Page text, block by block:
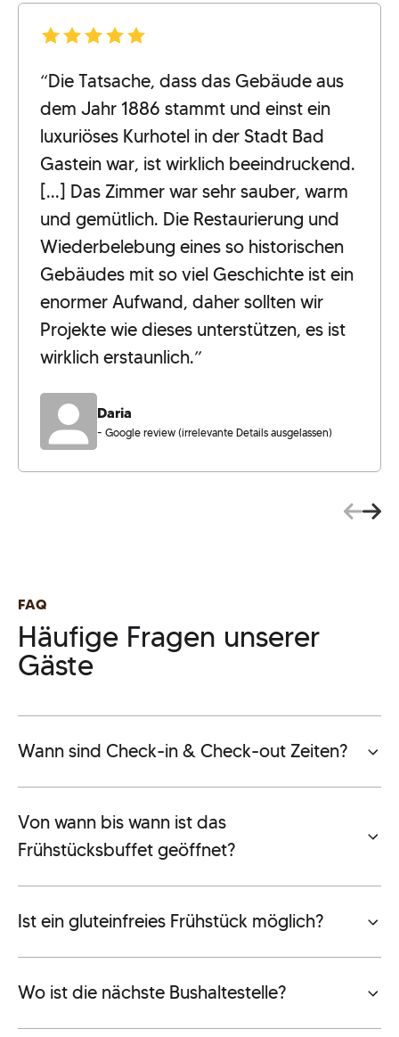
“Die Tatsache, dass das Gebäude aus
dem Jahr 1886 stammt und einst ein
luxuriöses Kurhotel in der Stadt Bad
Gastein war, ist wirklich beeindruckend.
[...] Das Zimmer war sehr sauber, warm
und gemütlich. Die Restaurierung und
Wiederbelebung eines so historischen
Gebäudes mit so viel Geschichte ist ein
enormer Aufwand, daher sollten wir
Projekte wie dieses unterstützen, es ist
wirklich erstaunlich.”
Daria
- Google review (irrelevante Details ausgelassen)
FAQ
Häufige Fragen unserer
Gäste
Wann sind Check-in & Check-out Zeiten?
Von wann bis wann ist das
Frühstücksbuffet geöffnet?
Ist ein gluteinfreies Frühstück möglich?
Wo ist die nächste Bushaltestelle?